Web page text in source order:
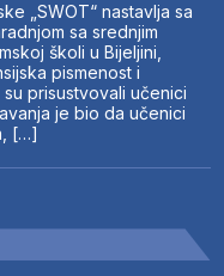
„SWOT“ nastavlja sa
sa srednjim
školi u Bijeljini,
pismenost i
prisustvovali učenici
je bio da učenici
[…]